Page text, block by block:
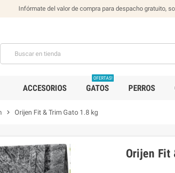
Infórmate del valor de compra para despacho gratuito,
ACCESORIOS GATOS
OFERTAS!
PERROS
chevron_right Orijen Fit & Trim Gato 1.8 kg
Orijen Fit